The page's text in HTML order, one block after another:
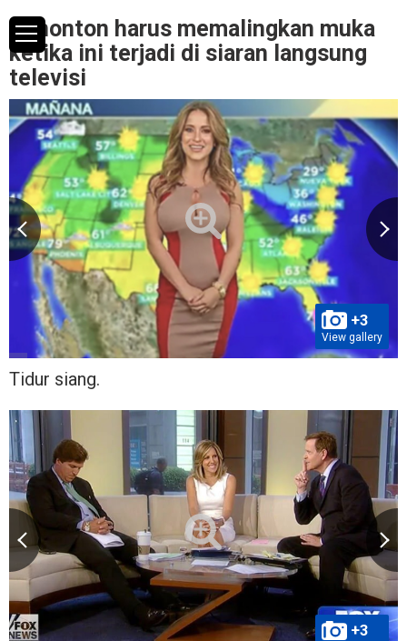
Penonton harus memalingkan muka
ketika ini terjadi di siaran langsung
televisi
+3
View gallery
Tidur siang.
+3